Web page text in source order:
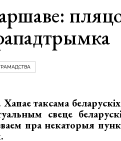
таксама
свеце
пра некаторыя